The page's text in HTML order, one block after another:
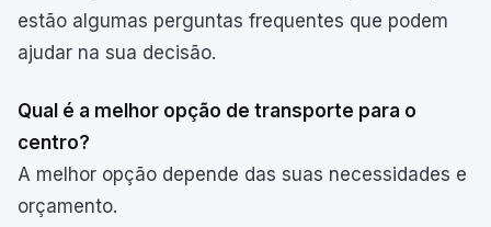
estão algumas perguntas frequentes que podem
ajudar na sua decisão.
Qual é a melhor opção de transporte para o
centro?
A melhor opção depende das suas necessidades e
orçamento.